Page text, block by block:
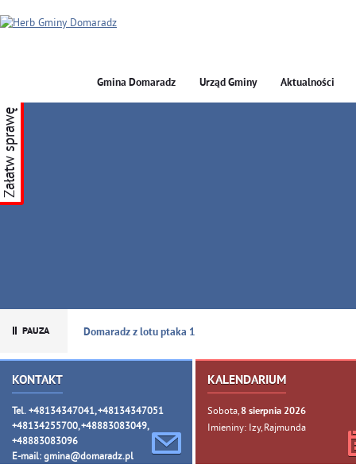
GMINA DOMARADZ
Gmina Domaradz Urząd Gminy Aktualności
Domaradz z lotu ptaka 1
KONTAKT
Tel. +48134347041, +48134347051
+48134255700, +48883083049,
+48883083096
E-mail: gmina@domaradz.pl
KALENDARIUM
Sobota, 8sierpnia 2026
Imieniny: Izy, Rajmunda
Załatw sprawę